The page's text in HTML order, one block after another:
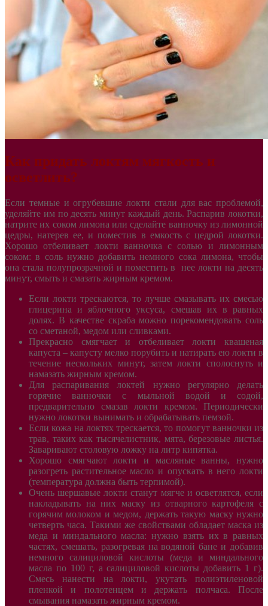
Как придать локтям мягкость и
осветлить?
Если темные и огрубевшие локти стали для вас проблемой,
уделяйте им по десять минут каждый день. Распарив локотки,
натрите их соком лимона или сделайте ванночку из лимонной
цедры, натерев ее, и поместив в емкость с цедрой локотки.
Хорошо отбеливает локти ванночка с солью и лимонным
соком: в соль нужно добавить немного сока лимона, чтобы
она стала полупрозрачной и поместить в нее локти на десять
минут, смыть и смазать жирным кремом.
Если локти трескаются, то лучше смазывать их смесью
глицерина и яблочного уксуса, смешав их в равных
долях. В качестве скраба можно порекомендовать соль
со сметаной, медом или сливками.
Прекрасно смягчает и отбеливает локти квашеная
капуста – капусту мелко порубить и натирать ею локти в
течение нескольких минут, затем локти сполоснуть и
намазать жирным кремом.
Для распаривания локтей нужно регулярно делать
горячие ванночки с мыльной водой и содой,
предварительно смазав локти кремом. Периодически
нужно локотки вынимать и обрабатывать пемзой.
Если кожа на локтях трескается, то помогут ванночки из
трав, таких как тысячелистник, мята, березовые листья.
Заваривают столовую ложку на литр кипятка.
Хорошо смягчают локти и масляные ванны, нужно
разогреть растительное масло и опускать в него локти
(температура должна быть терпимой).
Очень шершавые локти станут мягче и осветлятся, если
накладывать на них маску из отварного картофеля с
горячим молоком и медом, держать такую маску нужно
четверть часа. Такими же свойствами обладает маска из
меда и миндального масла: нужно взять их в равных
частях, смешать, разогревая на водяной бане и добавив
немного салициловой кислоты (меда и миндального
масла по 100 г, а салициловой кислоты добавить 1 г).
Смесь нанести на локти, укутать полиэтиленовой
пленкой и полотенцем и держать полчаса. После
смывания намазать жирным кремом.